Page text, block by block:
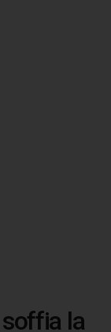
la